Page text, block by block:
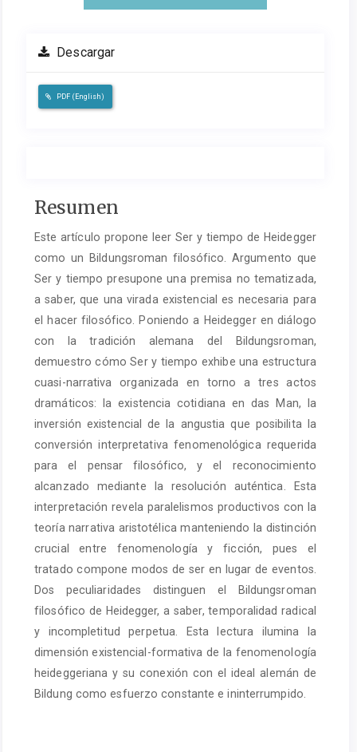
Descargar
PDF (English)
Contenido
del
artículo
principal
Resumen
Este artículo propone leer Ser y tiempo de Heidegger
como un Bildungsroman filosófico. Argumento que
Ser y tiempo presupone una premisa no tematizada,
a saber, que una virada existencial es necesaria para
el hacer filosófico. Poniendo a Heidegger en diálogo
con la tradición alemana del Bildungsroman,
demuestro cómo Ser y tiempo exhibe una estructura
cuasi-narrativa organizada en torno a tres actos
dramáticos: la existencia cotidiana en das Man, la
inversión existencial de la angustia que posibilita la
conversión interpretativa fenomenológica requerida
para el pensar filosófico, y el reconocimiento
alcanzado mediante la resolución auténtica. Esta
interpretación revela paralelismos productivos con la
teoría narrativa aristotélica manteniendo la distinción
crucial entre fenomenología y ficción, pues el
tratado compone modos de ser en lugar de eventos.
Dos peculiaridades distinguen el Bildungsroman
filosófico de Heidegger, a saber, temporalidad radical
y incompletitud perpetua. Esta lectura ilumina la
dimensión existencial-formativa de la fenomenología
heideggeriana y su conexión con el ideal alemán de
Bildung como esfuerzo constante e ininterrumpido.